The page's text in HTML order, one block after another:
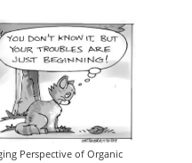
Perspective of Organic